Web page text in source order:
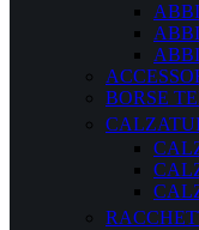
BORSE